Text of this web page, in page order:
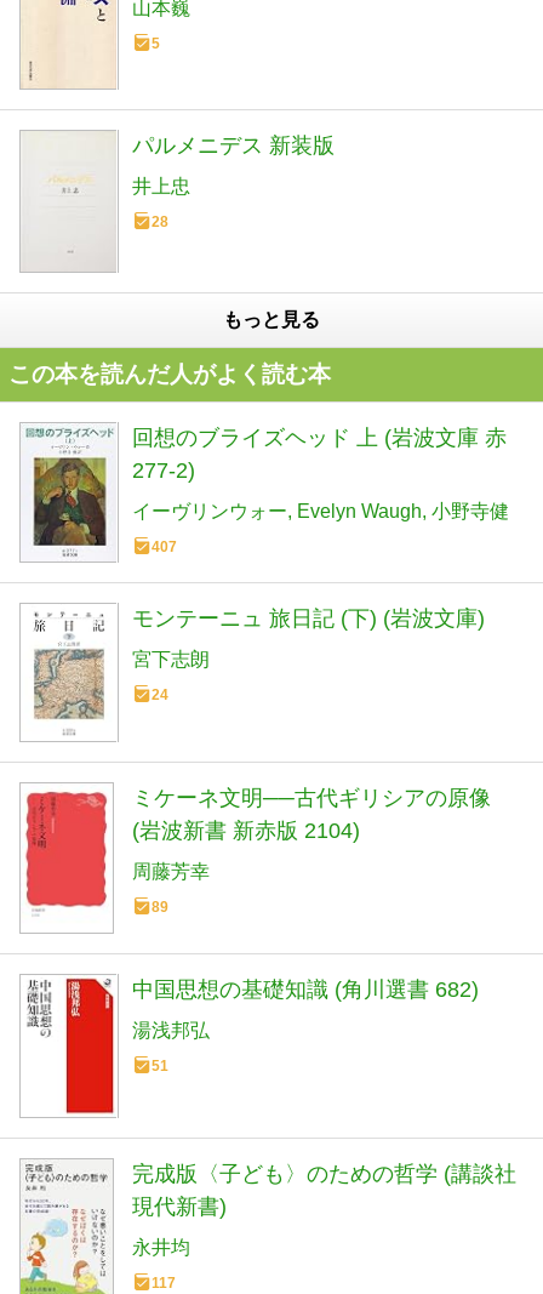
山本巍
5
パルメニデス 新装版
井上忠
28
もっと見る
この本を読んだ人がよく読む本
回想のブライズヘッド 上 (岩波文庫 赤
277-2)
イーヴリンウォー Evelyn Waugh 小野寺健
407
モンテーニュ 旅日記 (下) (岩波文庫)
宮下志朗
24
ミケーネ文明──古代ギリシアの原像
(岩波新書 新赤版 2104)
周藤芳幸
89
中国思想の基礎知識 (角川選書 682)
湯浅邦弘
51
完成版〈子ども〉のための哲学 (講談社
現代新書)
永井均
117